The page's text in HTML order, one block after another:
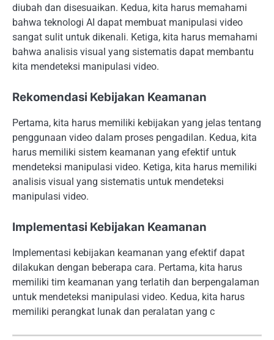
diubah dan disesuaikan. Kedua, kita harus memahami
bahwa teknologi AI dapat membuat manipulasi video
sangat sulit untuk dikenali. Ketiga, kita harus memahami
bahwa analisis visual yang sistematis dapat membantu
kita mendeteksi manipulasi video.
Rekomendasi Kebijakan Keamanan
Pertama, kita harus memiliki kebijakan yang jelas tentang
penggunaan video dalam proses pengadilan. Kedua, kita
harus memiliki sistem keamanan yang efektif untuk
mendeteksi manipulasi video. Ketiga, kita harus memiliki
analisis visual yang sistematis untuk mendeteksi
manipulasi video.
Implementasi Kebijakan Keamanan
Implementasi kebijakan keamanan yang efektif dapat
dilakukan dengan beberapa cara. Pertama, kita harus
memiliki tim keamanan yang terlatih dan berpengalaman
untuk mendeteksi manipulasi video. Kedua, kita harus
memiliki perangkat lunak dan peralatan yang c